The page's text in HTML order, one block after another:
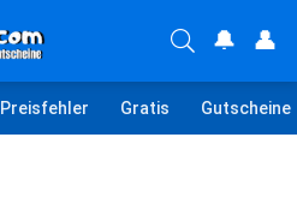
🔔 👤
Preisfehler Gratis Gutscheine